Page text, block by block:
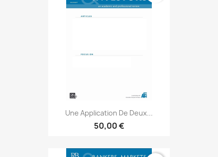
Une Application De Deux...
50,00 €